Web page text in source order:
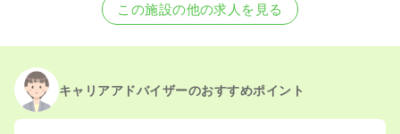
この施設の他の求人を見る
キャリアアドバイザーのおすすめポイント